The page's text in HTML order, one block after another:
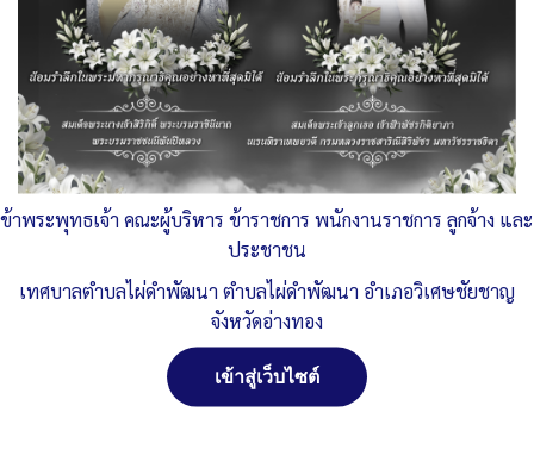
จัดการ การอนุญาตใช้งาน Cookies
, 9 เมษายน 2569
ITA 2566
โดย ITA ทต.ไผ่ดำพัฒนา
, 25 มกราคม 2566
ITA 2565
โดย ITA ทต.ไผ่ดำพัฒนา
, 13 มีนาคม 2565
Post Views: 2,613
ข้าพระพุทธเจ้า คณะผู้บริหาร ข้าราชการ พนักงานราชการ ลูกจ้าง และ
ประชาชน
เทศบาลตำบลไผ่ดำพัฒนา ตำบลไผ่ดำพัฒนา อำเภอวิเศษชัยชาญ
จังหวัดอ่างทอง
เข้าสู่เว็บไซต์